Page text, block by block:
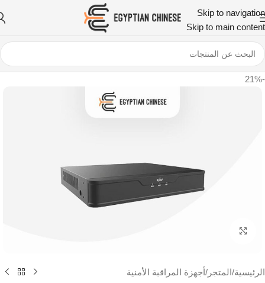
Skip to navigation
Skip to main content
-21%
الرئيسية/المتجر /أجهزة المراقبة الأمنية